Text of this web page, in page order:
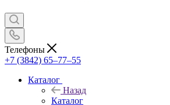
Телефоны
+7 (3842) 65–77–55
Каталог
Назад
Каталог